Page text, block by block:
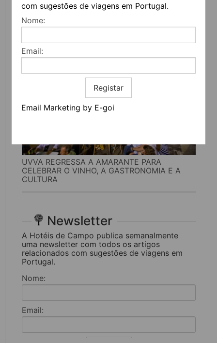
com sugestões de viagens em Portugal.
Nome:
Email:
Registar
Email Marketing by E-goi
FEIRA DO LIVRO DO PORTO REGRESSA COM
MAIS DE 200 ATIVIDADES DEDICADAS À
LITERATURA, MÚSICA E PENSAMENTO
UVVA REGRESSA A AMARANTE PARA
CELEBRAR O VINHO, A GASTRONOMIA E A
CULTURA
Newsletter
A Hotéis de Campo publica semanalmente
uma newsletter com todos os artigos
relacionados com sugestões de viagens em
Portugal.
Nome:
Email: